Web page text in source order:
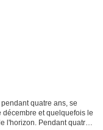
quatre ans, se
décembre et quelquefois le
l'horizon. Pendant quatre